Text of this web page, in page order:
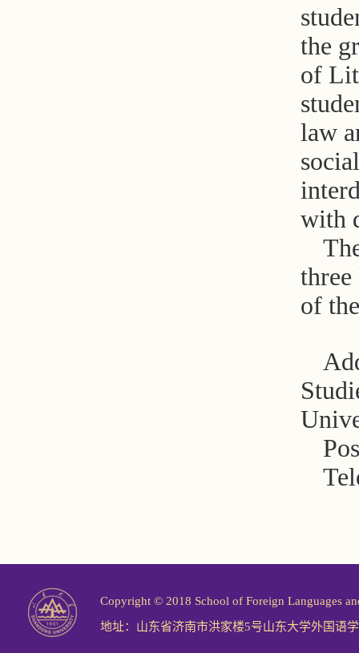
the
of
law
with
of
Copyright © 2018 School of Foreign Languages
地址：山东省济南市洪家楼5号山东大学外国语